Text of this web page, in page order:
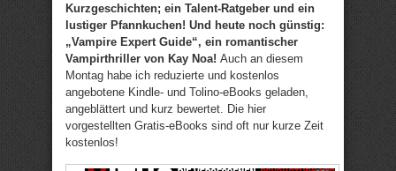
Kurzgeschichten; ein Talent-Ratgeber und ein
lustiger Pfannkuchen! Und heute noch günstig:
„Vampire Expert Guide“, ein romantischer
Vampirthriller von Kay Noa! Auch an diesem
Montag habe ich reduzierte und kostenlos
angebotene Kindle- und Tolino-eBooks geladen,
angeblättert und kurz bewertet. Die hier
vorgestellten Gratis-eBooks sind oft nur kurze Zeit
kostenlos!